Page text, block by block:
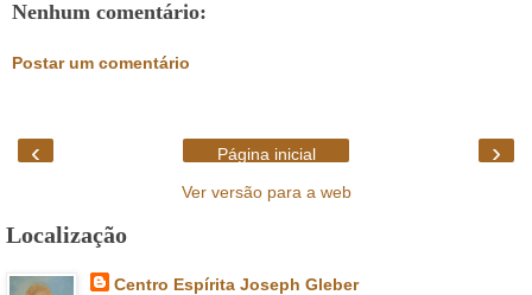
Nenhum comentário:
Postar um comentário
‹ ›
Página inicial
Ver versão para a web
Localização
Centro Espírita Joseph Gleber